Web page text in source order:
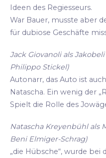
Ideen des Regiesseurs.
War Bauer, musste aber
für dubiose Geschäfte
Jack Giovanoli als
Philippo Stickel)
Autonarr, das Auto ist
Natascha. Ein wenig der
Spielt die Rolle des
Natascha Kreyenbühl als
Beni Elmiger-Schrag)
„die Hübsche“, wurde bei